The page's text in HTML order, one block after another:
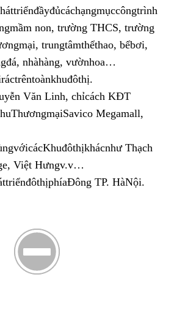
triểnđầyđủcáchạngmụccôngtrình
mầm non,trường THCS,trường
mại,trungtâmthểthao,bểbơi,
đá,nhàhàng,vườnhoa…
ráctrêntoànkhuđôthị.
Văn Linh,chỉcách KĐT
ThươngmạiSavico Megamall,
vớicácKhuđôthịkhácnhưThạch
ViệtHưngv.v…
triểnđôthịphíaĐông TP.HàNội.